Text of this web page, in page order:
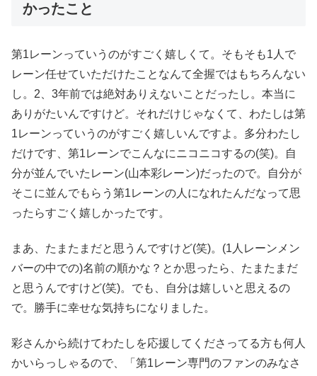
かったこと
第1レーンっていうのがすごく嬉しくて。そもそも1人で
レーン任せていただけたことなんて全握ではもちろんない
し。2、3年前では絶対ありえないことだったし。本当に
ありがたいんですけど。それだけじゃなくて、わたしは第
1レーンっていうのがすごく嬉しいんですよ。多分わたし
だけです、第1レーンでこんなにニコニコするの(笑)。自
分が並んでいたレーン(山本彩レーン)だったので。自分が
そこに並んでもらう第1レーンの人になれたんだなって思
ったらすごく嬉しかったです。
まあ、たまたまだと思うんですけど(笑)。(1人レーンメン
バーの中での)名前の順かな？とか思ったら、たまたまだ
と思うんですけど(笑)。でも、自分は嬉しいと思えるの
で。勝手に幸せな気持ちになりました。
彩さんから続けてわたしを応援してくださってる方も何人
かいらっしゃるので、「第1レーン専門のファンのみなさ